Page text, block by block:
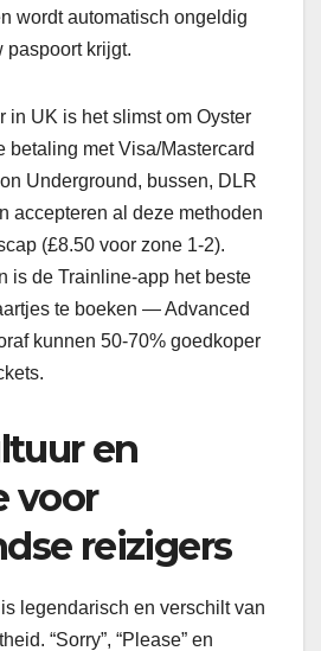
wordt automatisch ongeldig
paspoort krijgt.
in UK is het slimst om Oyster
betaling met Visa/Mastercard
Underground, bussen, DLR
accepteren al deze methoden
(£8.50 voor zone 1-2).
is de Trainline-app het beste
te boeken — Advanced
kunnen 50-70% goedkoper
en
voor
reizigers
legendarisch en verschilt van
“Sorry”, “Please” en